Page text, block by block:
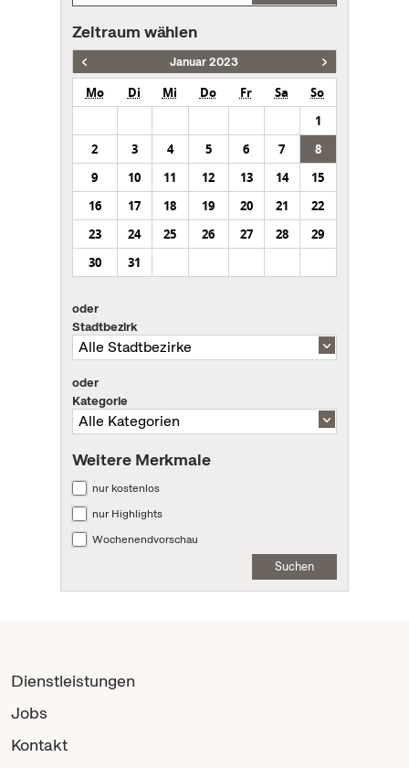
Zeitraum wählen
Januar 2023
Mo Di Mi Do Fr Sa
So
1
2
3 4 5 6 7
8
9
10 11 12 13 14
15
16
17 18 19 20 21
22
23
24 25 26 27 28
29
30
31
oder
Stadtbezirk
oder
Kategorie
Weitere Merkmale
nur kostenlos
nur Highlights
Wochenendvorschau
Suchen
Dienstleistungen
Jobs
Kontakt